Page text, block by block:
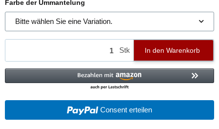
Farbe der Ummantelung
Bitte wählen Sie eine Variation.
Stk In den Warenkorb
Consent erteilen